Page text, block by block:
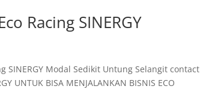
Racing SINERGY
SINERGY Modal Sedikit Untung Selangit contact
UNTUK BISA MENJALANKAN BISNIS ECO